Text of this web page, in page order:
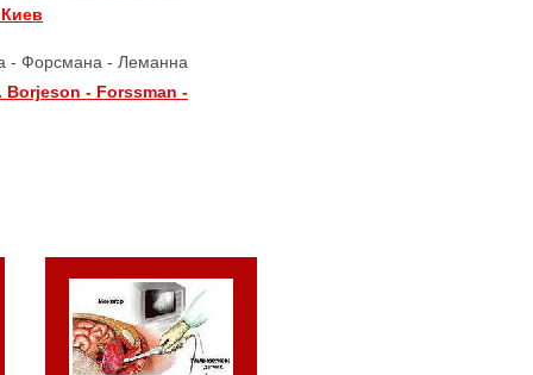
- Форсмана - Леманна
Borjeson - Forssman -